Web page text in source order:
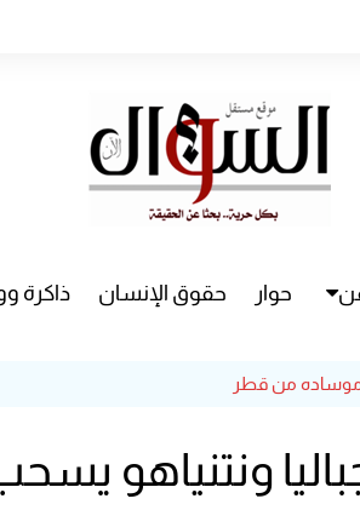
حوار حقوق الإنسان ذاكرة
موساده من قطر
ونتنياهو